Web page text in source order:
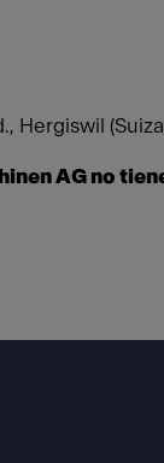
Hergiswil
AG no